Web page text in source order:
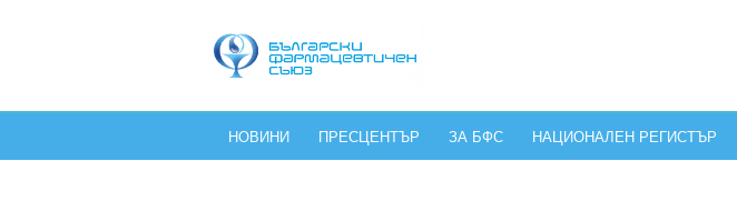
НОВИНИ ПРЕСЦЕНТЪР ЗА БФС НАЦИОНАЛЕН РЕГИСТЪР